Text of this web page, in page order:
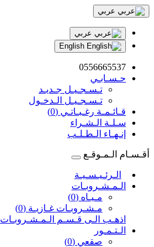
عربي
عربي
0556665537
حـسـابـي
تـسـجـيـل جـديـد
تـسـجـيـل الـدخـول
قـائـمـة رغـبـاتـي (0)
سـلـة الـشـراء
إنـهـاء الـطـلـب
أقـسـام الـمـوقـع
الـرئـيـسـيـة
الـمـشـروبـات
مـيـاه (0)
مـشـروبـات غـازيـة (0)
اذهـب الـى قـسـم الـمـشـروبـات
الـتـمـور
صقعي (0)